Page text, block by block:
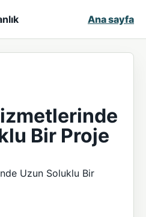
Ana sayfa
Bir Proje